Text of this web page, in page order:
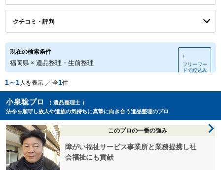
クチコミ・評判
現在の検索条件
福岡県 × 遺品整理・生前整理
＋
フリーワー
ドで絞込み
1～1人を表示 ／ 全1件
小泉聡プロ
（ 遺品整理士 ）
法令を順守し故人や遺族の気持ちに真摯に向き合う遺品整理のプロ
このプロの一番の強み
障がい福祉サービス事業所と業務提携し社
会福祉にも貢献